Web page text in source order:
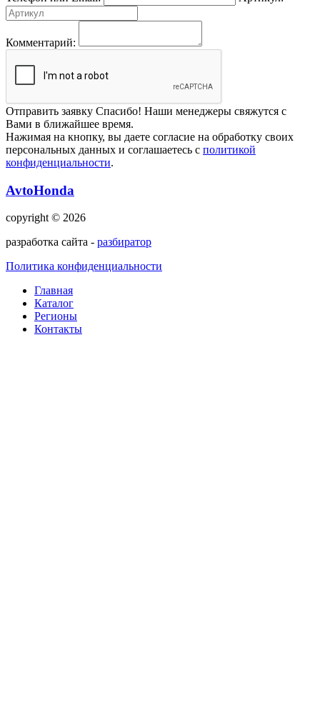
Комментарий:
Отправить заявку Спасибо! Наши менеджеры свяжутся с
Вами в ближайшее время.
Нажимая на кнопку, вы даете согласие на обработку своих
персональных данных и соглашаетесь с политикой
конфиденциальности.
AvtoHonda
copyright © 2026
разработка сайта - разбиратор
Политика конфиденциальности
Главная
Каталог
Регионы
Контакты